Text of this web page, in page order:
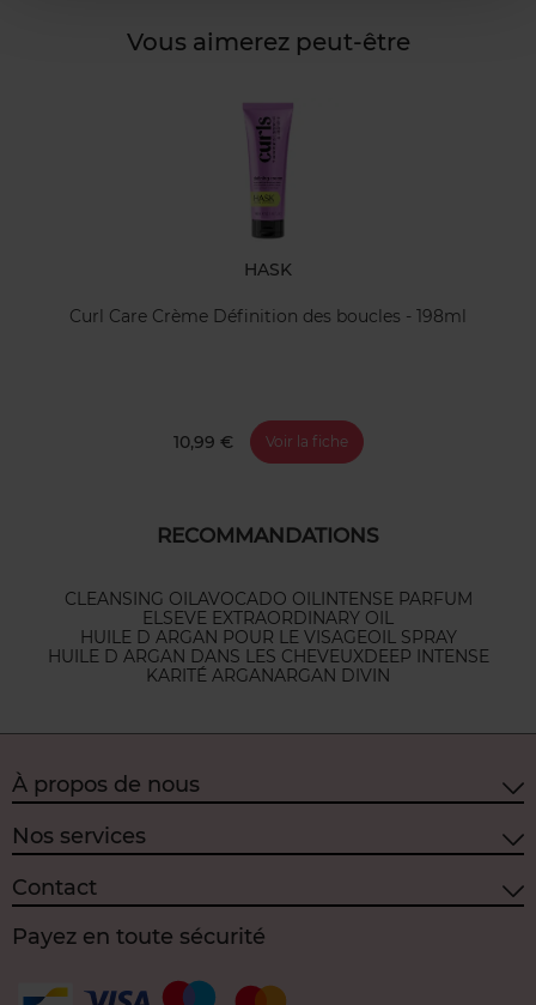
Vous aimerez peut-être
HASK
Curl Care Crème Définition des boucles - 198ml
10,99 € Voir la fiche
RECOMMANDATIONS
CLEANSING OILAVOCADO OILINTENSE PARFUM
ELSEVE EXTRAORDINARY OIL
HUILE D ARGAN POUR LE VISAGEOIL SPRAY
HUILE D ARGAN DANS LES CHEVEUXDEEP INTENSE
KARITÉ ARGANARGAN DIVIN
À propos de nous
Nos services
Contact
Payez en toute sécurité